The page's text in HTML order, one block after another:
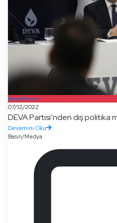
Basın/Medya
07/12/2022
DEVA Partisi’nden dış politika
Devamını Oku
Basın/Medya